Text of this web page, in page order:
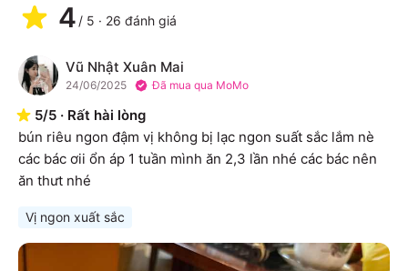
4 / 5 · 26 đánh giá
V Vũ Nhật Xuân Mai
24/06/2025 Đã mua qua MoMo
5/5 · Rất hài lòng
bún riêu ngon đậm vị không bị lạc ngon suất sắc lắm nè
các bác ơii ổn áp 1 tuần mình ăn 2,3 lần nhé các bác nên
ăn thưt nhé
Vị ngon xuất sắc